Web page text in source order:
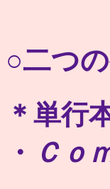
○二つ
＊単行
・
Ｃｏ